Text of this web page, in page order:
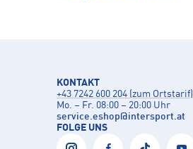
KONTAKT
+43 7242 600 204 (zum Ortstarif)
Mo. – Fr. 08:00 – 20:00 Uhr
service.eshop@intersport.at
FOLGE UNS